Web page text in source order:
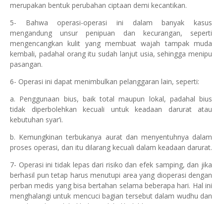
merupakan bentuk perubahan ciptaan demi kecantikan.
5- Bahwa operasi-operasi ini dalam banyak kasus
mengandung unsur penipuan dan kecurangan, seperti
mengencangkan kulit yang membuat wajah tampak muda
kembali, padahal orang itu sudah lanjut usia, sehingga menipu
pasangan.
6- Operasi ini dapat menimbulkan pelanggaran lain, seperti:
a. Penggunaan bius, baik total maupun lokal, padahal bius
tidak diperbolehkan kecuali untuk keadaan darurat atau
kebutuhan syar’i.
b. Kemungkinan terbukanya aurat dan menyentuhnya dalam
proses operasi, dan itu dilarang kecuali dalam keadaan darurat.
7- Operasi ini tidak lepas dari risiko dan efek samping, dan jika
berhasil pun tetap harus menutupi area yang dioperasi dengan
perban medis yang bisa bertahan selama beberapa hari. Hal ini
menghalangi untuk mencuci bagian tersebut dalam wudhu dan